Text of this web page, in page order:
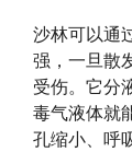
沙林可以通
强，一旦散
受伤。它分
毒气液体就
孔缩小、呼